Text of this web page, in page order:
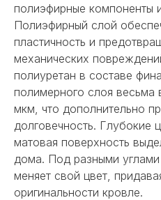
полиэфирные компоненты
Полиэфирный слой
пластичность и
механических
полиуретан в составе
полимерного слоя весьма
мкм, что дополнительно
долговечность. Глубокие
матовая поверхность
дома. Под разными
меняет свой цвет,
оригинальности кровле.